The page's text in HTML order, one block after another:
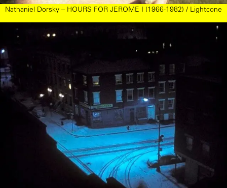
Nathaniel Dorsky – HOURS FOR JEROME I (1966-1982) / Lightcone